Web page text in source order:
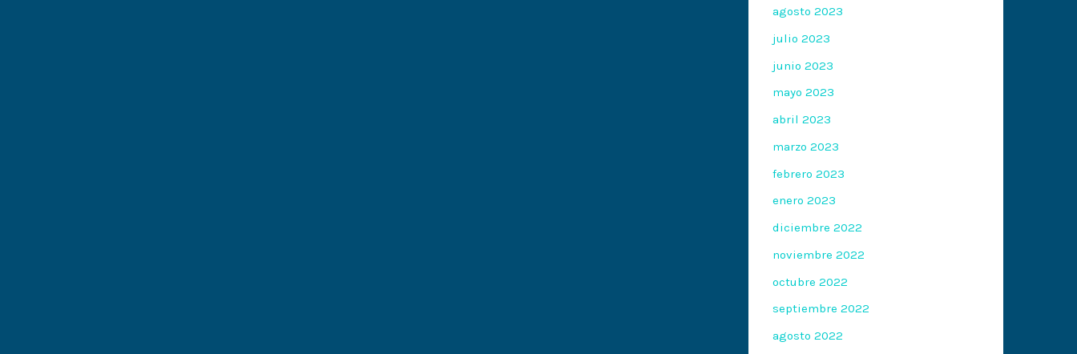
agosto 2023
julio 2023
junio 2023
mayo 2023
abril 2023
marzo 2023
febrero 2023
enero 2023
diciembre 2022
noviembre 2022
octubre 2022
septiembre 2022
agosto 2022